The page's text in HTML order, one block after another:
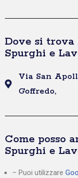
Dove si
Spurghi e
Via San
Goffredo,
Come posso
Spurghi e
– Puoi utilizzare